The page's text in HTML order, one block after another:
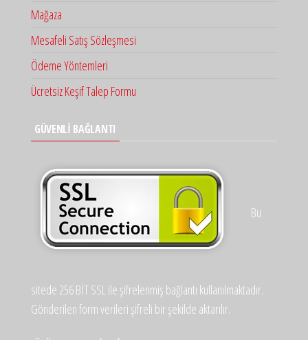
Mağaza
Mesafeli Satış Sözleşmesi
Ödeme Yöntemleri
Ücretsiz Keşif Talep Formu
GÜVENLİ BAĞLANTI
Bu
sitede 256 BİT SSL ile şifrelenmiş bağlantı kullanılmaktadır.
Gönderilen form verileri şifreli bir şekilde aktarılır.